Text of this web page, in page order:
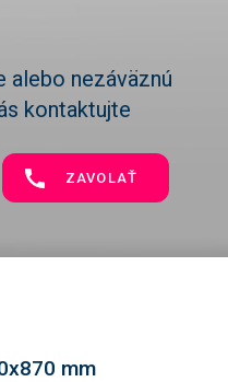
alebo nezáväznú
kontaktujte
ZAVOLAŤ
mm